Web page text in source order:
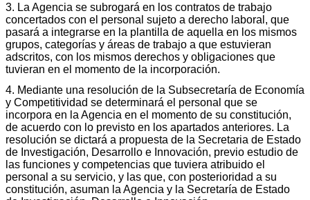
3. La Agencia se subrogará en los contratos de trabajo
concertados con el personal sujeto a derecho laboral, que
pasará a integrarse en la plantilla de aquella en los mismos
grupos, categorías y áreas de trabajo a que estuvieran
adscritos, con los mismos derechos y obligaciones que
tuvieran en el momento de la incorporación.
4. Mediante una resolución de la Subsecretaría de Economía
y Competitividad se determinará el personal que se
incorpora en la Agencia en el momento de su constitución,
de acuerdo con lo previsto en los apartados anteriores. La
resolución se dictará a propuesta de la Secretaria de Estado
de Investigación, Desarrollo e Innovación, previo estudio de
las funciones y competencias que tuviera atribuido el
personal a su servicio, y las que, con posterioridad a su
constitución, asuman la Agencia y la Secretaría de Estado